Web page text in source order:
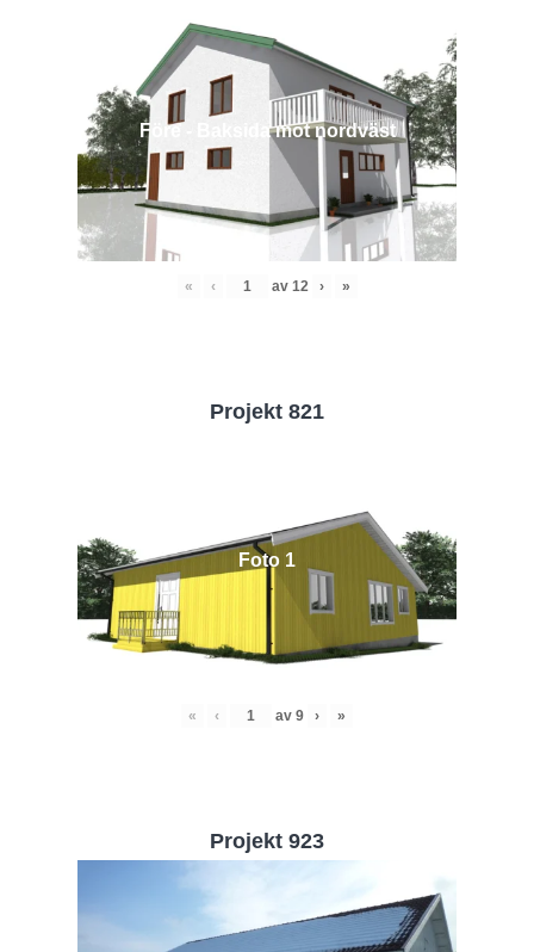
Före - Baksida mot nordväst
« ‹ av 12 › »
Projekt 821
Foto 1
« ‹ av 9 › »
Projekt 923